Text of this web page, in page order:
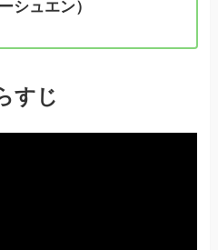
シュエン）
すじ